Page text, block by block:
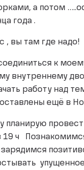
а потом
года .
, вы там где надо!
к
внутреннему
работу над
ещё в
планирую
19 ч
зарядимся